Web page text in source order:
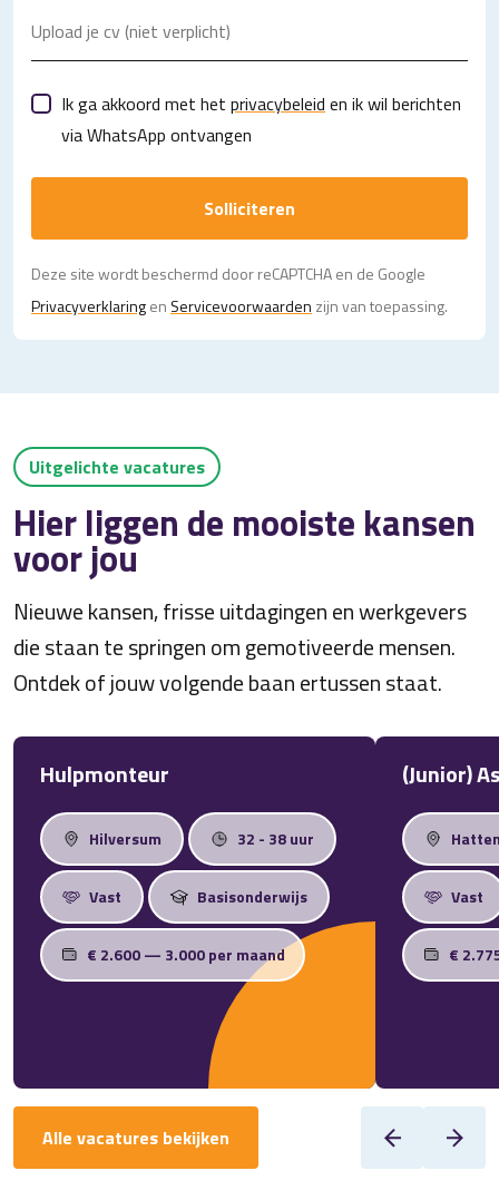
Upload je cv (niet verplicht)
Ik ga akkoord met het privacybeleid en ik wil berichten
via WhatsApp ontvangen
Solliciteren
Deze site wordt beschermd door reCAPTCHA en de Google
Privacy­verklaringen Servicevoorwaarden zijn van toepassing.
Uitgelichte vacatures
Hier liggen de mooiste kansen
voor jou
Nieuwe kansen, frisse uitdagingen en werkgevers
die staan te springen om gemotiveerde mensen.
Ontdek of jouw volgende baan ertussen staat.
Hulpmonteur
Hilversum 32 - 38 uur
Vast Basisonderwijs
€ 2.600 — 3.000 per maand
(Junior)
Vast
€
Alle vacatures bekijken